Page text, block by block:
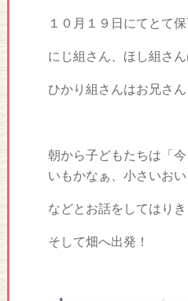
１０月１９日にてとて
にじ組さん、ほし組さ
ひかり組さんはお兄さ
朝から子どもたちは「
いもかなぁ、小さいおい
などとお話をしてはりき
そして畑へ出発！